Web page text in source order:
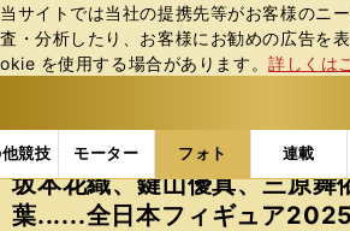
当サイトでは当社の提携先等がお客様のニ
査・分析したり、お客様にお勧めの広告を
okie を使⽤する場合があります。詳しくは
競技 モーター フォト 連載
b
ス
ポ
ル
フォトギャラリー 坂本花織、
坂本花織、鍵山優真、三原舞
葉......全日本フィギュア